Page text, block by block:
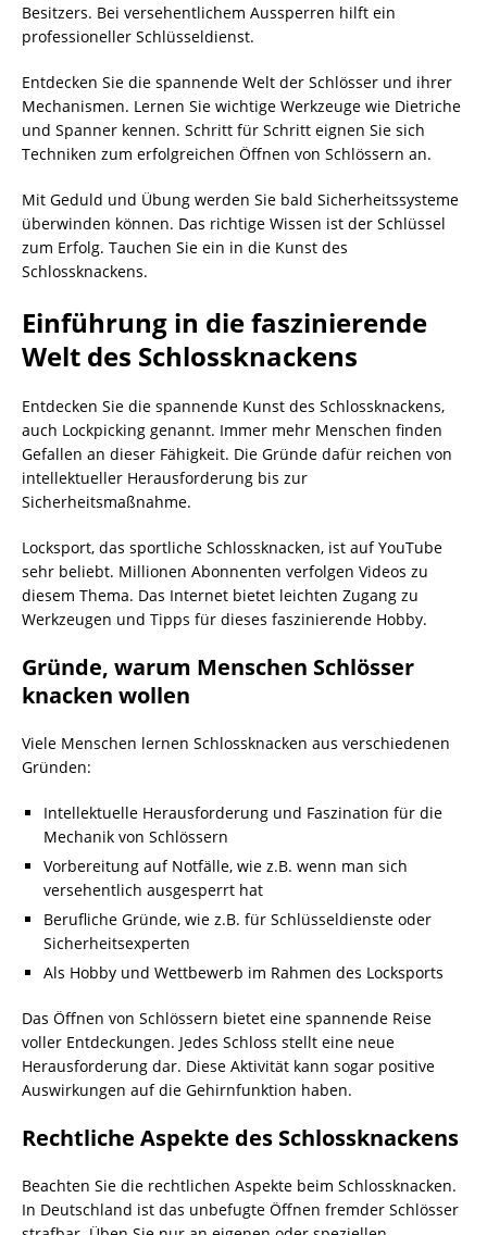
Besitzers. Bei versehentlichem Aussperren hilft ein
professioneller Schlüsseldienst.
Entdecken Sie die spannende Welt der Schlösser und ihrer
Mechanismen. Lernen Sie wichtige Werkzeuge wie Dietriche
und Spanner kennen. Schritt für Schritt eignen Sie sich
Techniken zum erfolgreichen Öffnen von Schlössern an.
Mit Geduld und Übung werden Sie bald Sicherheitssysteme
überwinden können. Das richtige Wissen ist der Schlüssel
zum Erfolg. Tauchen Sie ein in die Kunst des
Schlossknackens.
Einführung in die faszinierende
Welt des Schlossknackens
Entdecken Sie die spannende Kunst des Schlossknackens,
auch Lockpicking genannt. Immer mehr Menschen finden
Gefallen an dieser Fähigkeit. Die Gründe dafür reichen von
intellektueller Herausforderung bis zur
Sicherheitsmaßnahme.
Locksport, das sportliche Schlossknacken, ist auf YouTube
sehr beliebt. Millionen Abonnenten verfolgen Videos zu
diesem Thema. Das Internet bietet leichten Zugang zu
Werkzeugen und Tipps für dieses faszinierende Hobby.
Gründe, warum Menschen Schlösser
knacken wollen
Viele Menschen lernen Schlossknacken aus verschiedenen
Gründen:
Intellektuelle Herausforderung und Faszination für die
Mechanik von Schlössern
Vorbereitung auf Notfälle, wie z.B. wenn man sich
versehentlich ausgesperrt hat
Berufliche Gründe, wie z.B. für Schlüsseldienste oder
Sicherheitsexperten
Als Hobby und Wettbewerb im Rahmen des Locksports
Das Öffnen von Schlössern bietet eine spannende Reise
voller Entdeckungen. Jedes Schloss stellt eine neue
Herausforderung dar. Diese Aktivität kann sogar positive
Auswirkungen auf die Gehirnfunktion haben.
Rechtliche Aspekte des Schlossknackens
Beachten Sie die rechtlichen Aspekte beim Schlossknacken.
In Deutschland ist das unbefugte Öffnen fremder Schlösser